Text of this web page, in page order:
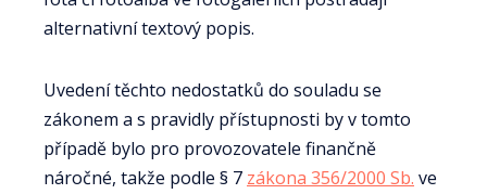
alternativní textový popis.
Uvedení těchto nedostatků do souladu se
zákonem a s pravidly přístupnosti by v tomto
případě bylo pro provozovatele finančně
náročné, takže podle § 7 zákona 356/2000 Sb. ve